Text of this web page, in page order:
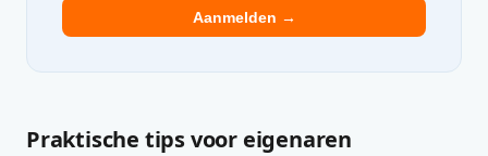
Aanmelden →
Praktische tips voor eigenaren